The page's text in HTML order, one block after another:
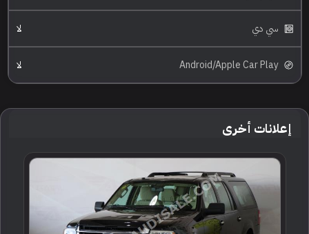
سي دي لا
Android/Apple Car Play لا
إعلانات أخرى